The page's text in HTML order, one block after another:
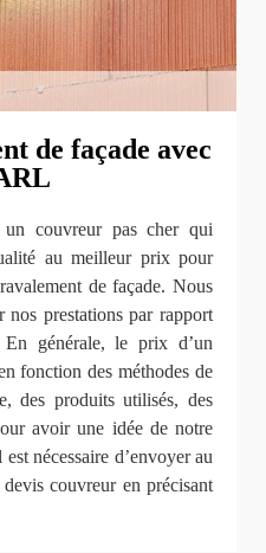
de façade avec
couvreur pas cher qui
au meilleur prix pour
de façade. Nous
nos prestations par rapport
générale, le prix d’un
fonction des méthodes de
des produits utilisés, des
avoir une idée de notre
nécessaire d’envoyer au
couvreur en précisant